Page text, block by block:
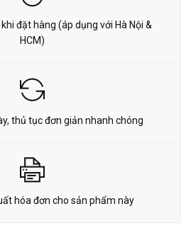
đặt hàng (áp dụng với Hà Nội &
HCM)
thủ tục đơn giản nhanh chóng
hóa đơn cho sản phẩm này